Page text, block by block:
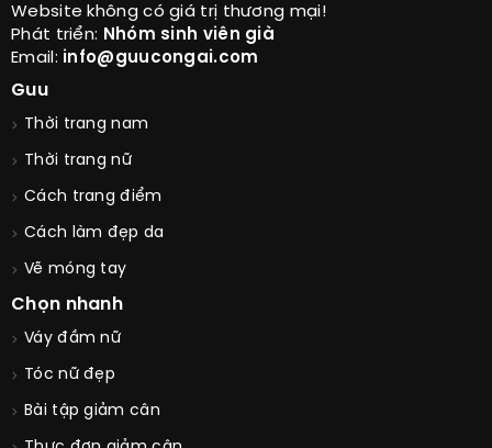
Website không có giá trị thương mại!
Phát triển: Nhóm sinh viên già
Email: info@guucongai.com
Guu
Thời trang nam
Thời trang nữ
Cách trang điểm
Cách làm đẹp da
Vẽ móng tay
Chọn nhanh
Váy đầm nữ
Tóc nữ đẹp
Bài tập giảm cân